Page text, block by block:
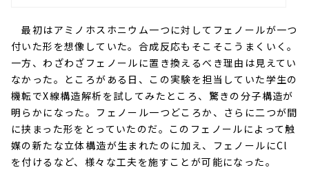
最初はアミノホスホニウム一つに対してフェノールが一つ
付いた形を想像していた。合成反応もそこそこうまくいく。
一方、わざわざフェノールに置き換えるべき理由は見えてい
なかった。ところがある日、この実験を担当していた学生の
機転でX線構造解析を試してみたところ、驚きの分子構造が
明らかになった。フェノール一つどころか、さらに二つが間
に挟まった形をとっていたのだ。このフェノールによって触
媒の新たな立体構造が生まれたのに加え、フェノールにCl
を付けるなど、様々な工夫を施すことが可能になった。